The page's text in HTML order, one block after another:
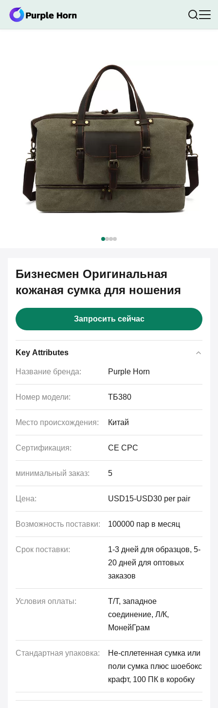
Бизнесмен Оригинальная
кожаная сумка для ношения
Запросить сейчас
Key Attributes
Название бренда: Purple Horn
Номер модели: ТБ380
Место происхождения: Китай
Сертификация: CE CPC
минимальный заказ: 5
Цена: USD15-USD30 per pair
Возможность поставки: 100000 пар в месяц
Срок поставки:
1-3 дней для образцов, 5-
20 дней для оптовых
заказов
Условия оплаты:
Т/Т, западное
соединение, Л/К,
МонейГрам
Стандартная упаковка:
Не-сплетенная сумка или
поли сумка плюс шоебокс
крафт, 100 ПК в коробку